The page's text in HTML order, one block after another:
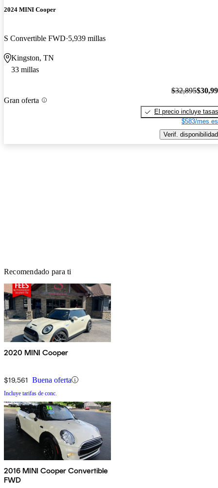
2024 MINI Cooper
S Convertible FWD 5,939 millas
Kingston, TN
33 millas
Gran oferta
$32,895
El precio incluye tasas
$583/mes
Verif. disponibilidad
Recomendado para ti
2020 MINI Cooper
$19,561 Buena oferta
Incluye tarifas de conc.
2016 MINI Cooper Convertible
FWD